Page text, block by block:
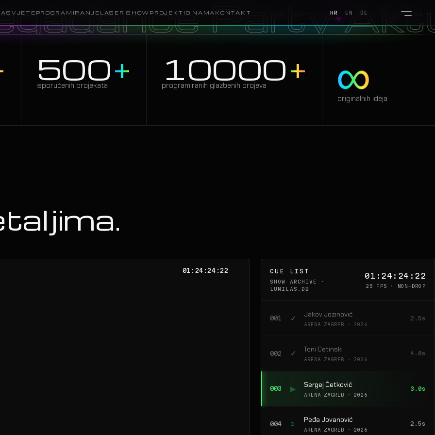
HR EN DE
PROGRAMIRANJE LASER SHOW PROJEKTI O NAMA KONTAKT
Party✦Aktualov
500+
isporučenih projekata 10000+
programiranih glazbenih brojeva ∞
originalnih ideja
01:24:26:06 CUE LIST
SHOW ARCHIVE ·
LUMILAS.DB
01:24:26:06
25 FPS · NON-DROP
001 ✓ Jakov Jozinović
ARENA ZAGREB · 2026
2.5s
002 ✓ Toni Cetinski
ARENA ZAGREB · 2026
4.0s
003 ✓ Sergej Ćetković
ARENA ZAGREB · 2026
3.0s
004 ▶ Peđa Jovanović
ARENA ZAGREB · 2026
2.5s